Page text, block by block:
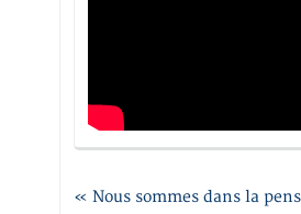
« Nous sommes dans la